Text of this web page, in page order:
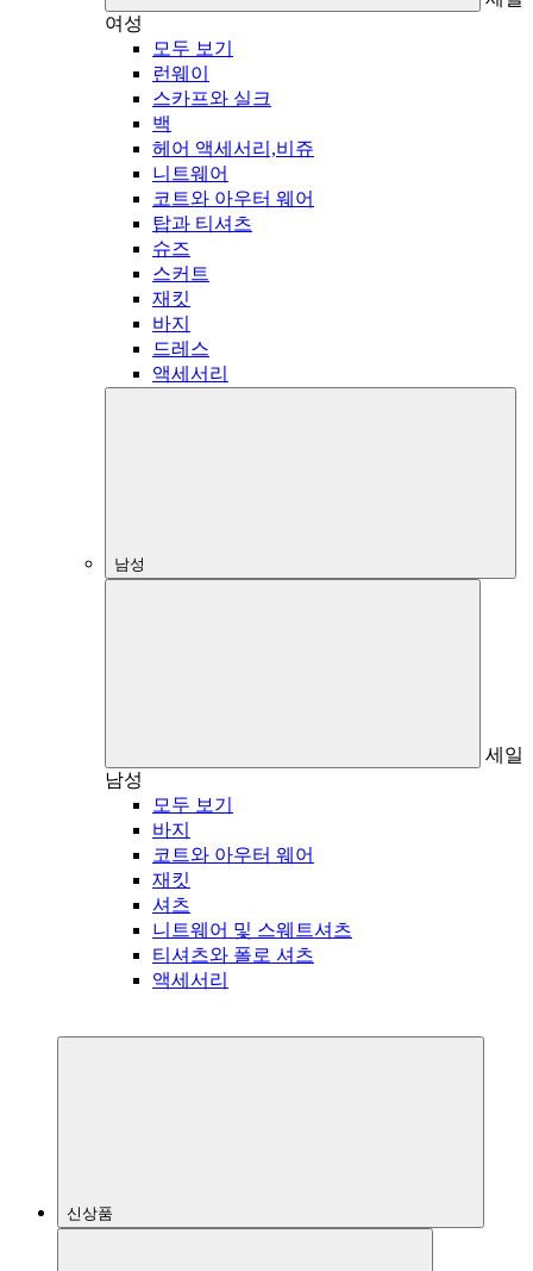
여성
모두 보기
런웨이
스카프와 실크
백
헤어 액세서리,비쥬
니트웨어
코트와 아우터 웨어
탑과 티셔츠
슈즈
스커트
재킷
바지
드레스
액세서리
남성
세일
남성
모두 보기
바지
코트와 아우터 웨어
재킷
셔츠
니트웨어 및 스웨트셔츠
티셔츠와 폴로 셔츠
액세서리
신상품